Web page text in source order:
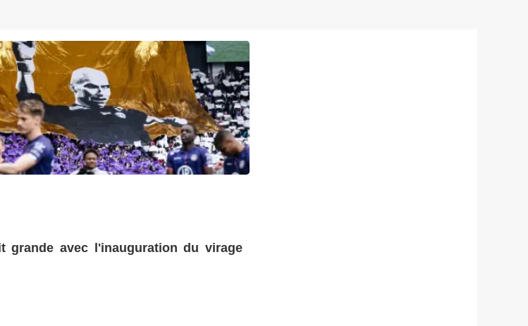
grande avec l'inauguration du virage